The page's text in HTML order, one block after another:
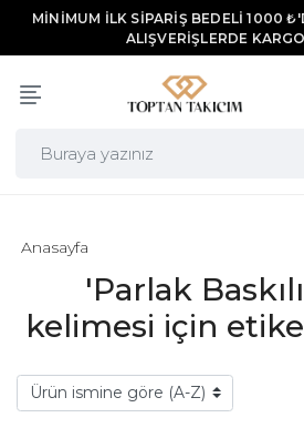
MİNİMUM İLK SİPARİŞ BEDELİ 1000
ALIŞVERİŞLERDE
'Parlak
kelimesi için
Anasayfa